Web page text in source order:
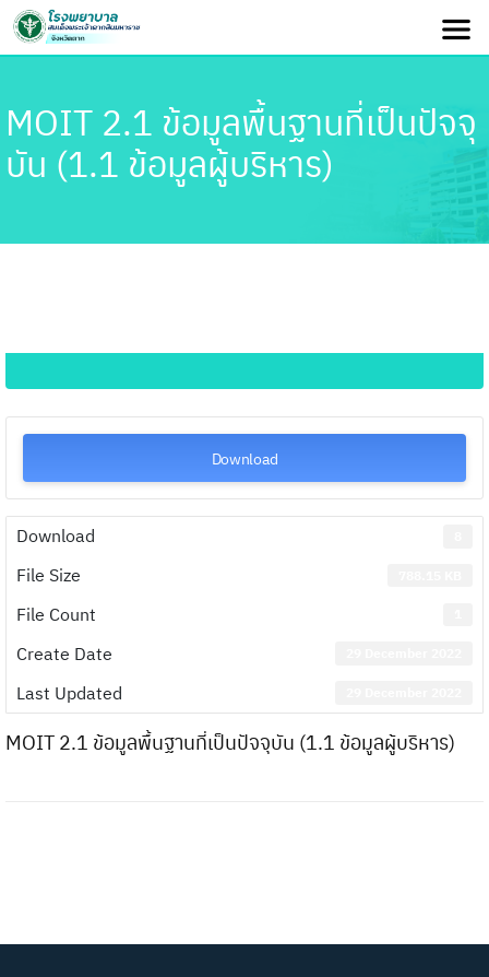
MOIT 2.1 ข้อมูลพื้นฐานที่เป็นปัจจุ
บัน (1.1 ข้อมูลผู้บริหาร)
Download
Download
File Size
File Count
Create Date
Last Updated
MOIT 2.1 ข้อมูลพื้นฐานที่เป็นปัจจุบัน (1.1 ข้อมูลผู้บริหาร)